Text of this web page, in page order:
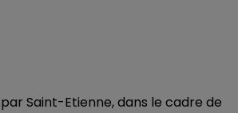
Saint-Etienne, dans le cadre de